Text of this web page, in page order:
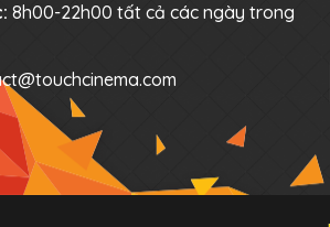
8h00-22h00 tất cả các ngày trong